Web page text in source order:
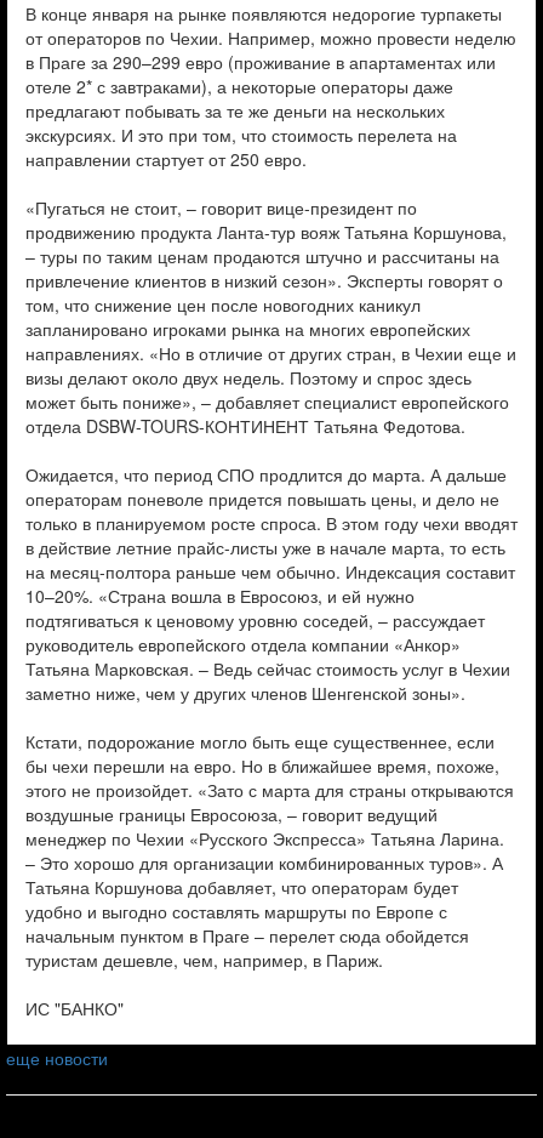
В конце января на рынке появляются недорогие турпакеты
от операторов по Чехии. Например, можно провести неделю
в Праге за 290–299 евро (проживание в апартаментах или
отеле 2* с завтраками), а некоторые операторы даже
предлагают побывать за те же деньги на нескольких
экскурсиях. И это при том, что стоимость перелета на
направлении стартует от 250 евро.
«Пугаться не стоит, – говорит вице-президент по
продвижению продукта Ланта-тур вояж Татьяна Коршунова,
– туры по таким ценам продаются штучно и рассчитаны на
привлечение клиентов в низкий сезон». Эксперты говорят о
том, что снижение цен после новогодних каникул
запланировано игроками рынка на многих европейских
направлениях. «Но в отличие от других стран, в Чехии еще и
визы делают около двух недель. Поэтому и спрос здесь
может быть пониже», – добавляет специалист европейского
отдела DSBW-TOURS-КОНТИНЕНТ Татьяна Федотова.
Ожидается, что период СПО продлится до марта. А дальше
операторам поневоле придется повышать цены, и дело не
только в планируемом росте спроса. В этом году чехи вводят
в действие летние прайс-листы уже в начале марта, то есть
на месяц-полтора раньше чем обычно. Индексация составит
10–20%. «Страна вошла в Евросоюз, и ей нужно
подтягиваться к ценовому уровню соседей, – рассуждает
руководитель европейского отдела компании «Анкор»
Татьяна Марковская. – Ведь сейчас стоимость услуг в Чехии
заметно ниже, чем у других членов Шенгенской зоны».
Кстати, подорожание могло быть еще существеннее, если
бы чехи перешли на евро. Но в ближайшее время, похоже,
этого не произойдет. «Зато с марта для страны открываются
воздушные границы Евросоюза, – говорит ведущий
менеджер по Чехии «Русского Экспресса» Татьяна Ларина.
– Это хорошо для организации комбинированных туров». А
Татьяна Коршунова добавляет, что операторам будет
удобно и выгодно составлять маршруты по Европе с
начальным пунктом в Праге – перелет сюда обойдется
туристам дешевле, чем, например, в Париж.
ИС "БАНКО"
еще новости